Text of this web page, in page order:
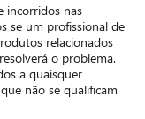
incorridos nas
se um profissional de
relacionados
o problema.
a quaisquer
não se qualificam